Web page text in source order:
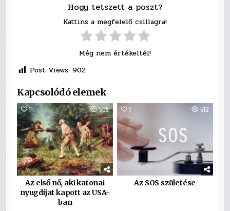
Hogy tetszett a poszt?
Kattins a megfelelő csillagra!
Még nem értékeltél!
Post Views: 902
Kapcsolódó elemek
1 509
Az első nő, aki katonai
nyugdíjat kapott az USA-
ban
1 512
Az SOS születése